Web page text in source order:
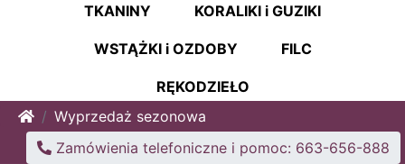
TKANINY KORALIKI i GUZIKI
WSTĄŻKI i OZDOBY FILC
RĘKODZIEŁO
HomeWyprzedaż sezonowa
Zamówienia telefoniczne i pomoc: 663-656-888